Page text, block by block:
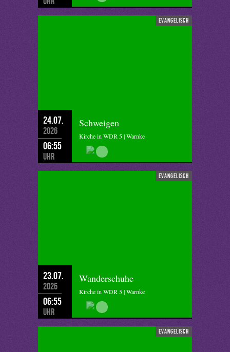
evangelisch
24.07.
2026
06:55
Uhr
Schweigen
Kirche in WDR 5 | Warnke
evangelisch
23.07.
2026
06:55
Uhr
Wanderschuhe
Kirche in WDR 5 | Warnke
evangelisch